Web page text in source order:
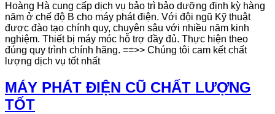
Hoàng Hà cung cấp dịch vụ bảo trì bảo dưỡng định kỳ hàng
năm ở chế độ B cho máy phát điện. Với đội ngũ Kỹ thuật
được đào tạo chính quy, chuyên sâu với nhiều năm kinh
nghiệm. Thiết bị máy móc hỗ trợ đầy đủ. Thực hiện theo
đúng quy trình chính hãng. ==>> Chúng tôi cam kết chất
lượng dịch vụ tốt nhất
MÁY PHÁT ĐIỆN CŨ CHẤT LƯỢNG
TỐT